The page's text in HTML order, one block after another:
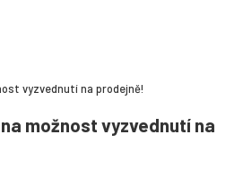
možnost vyzvednutí na